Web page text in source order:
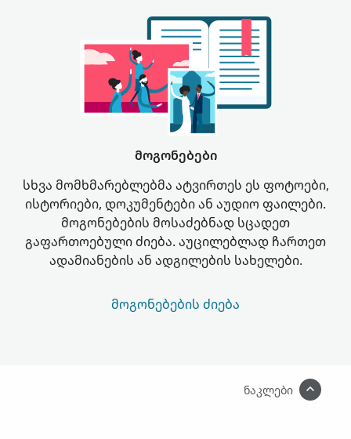
მოგონებები
სხვა მომხმარებლებმა ატვირთეს ეს ფოტოები,
ისტორიები, დოკუმენტები ან აუდიო ფაილები.
მოგონებების მოსაძებნად სცადეთ
გაფართოებული ძიება. აუცილებლად ჩართეთ
ადამიანების ან ადგილების სახელები.
ᲛᲝᲒᲝᲜᲔᲑᲔᲑᲘᲡ ᲫᲘᲔᲑᲐ
ნაკლები